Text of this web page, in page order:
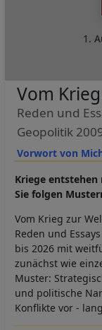
1.
Vorwort von
Vom
Reden und
Geopolitik
Kriege
Sie folgen
Vom Krieg zur
Reden und
bis 2026 mit
zunächst wie
Muster:
und politische
Konflikte vor -